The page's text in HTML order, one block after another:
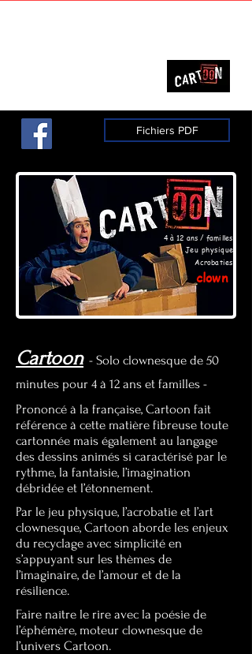
Fichiers PDF
clown
4 à 12 ans / familles
Jeu physique
Acrobaties
Cartoon - Solo clownesque de 50
minutes pour 4 à 12 ans et familles -
Prononcé à la française, Cartoon fait
référence à cette matière fibreuse toute
cartonnée mais également au langage
des dessins animés si caractérisé par le
rythme, la fantaisie, l’imagination
débridée et l’étonnement.
Par le jeu physique, l’acrobatie et l’art
clownesque, Cartoon aborde les enjeux
du recyclage avec simplicité en
s’appuyant sur les thèmes de
l’imaginaire, de l’amour et de la
résilience.
Faire naître le rire avec la poésie de
l’éphémère, moteur clownesque de
l’univers Cartoon.